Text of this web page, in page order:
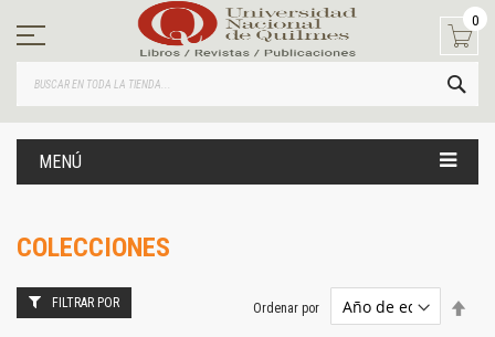
contenido
0
MENÚ
COLECCIONES
Ordenar por
FILTRAR POR